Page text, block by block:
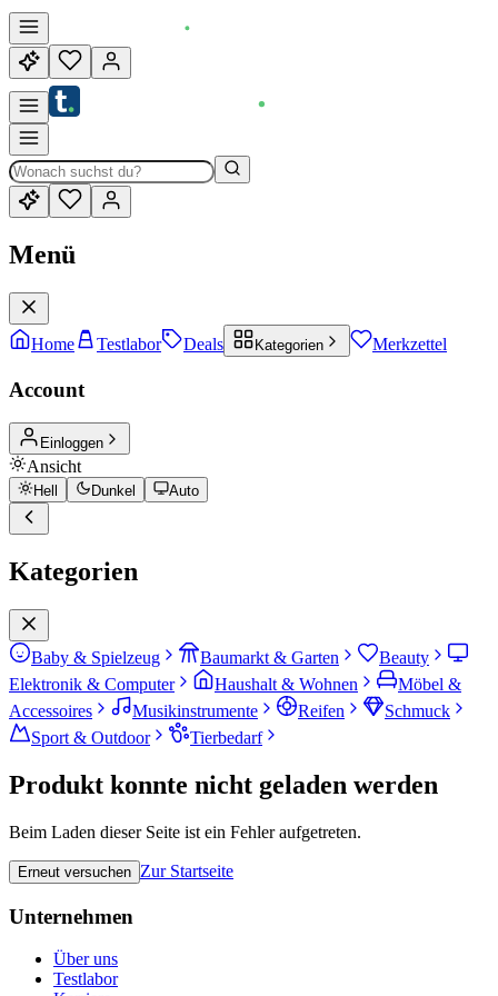
Menü
Home Testlabor Deals Kategorien Merkzettel
Account
Einloggen
Ansicht
Hell Dunkel Auto
Kategorien
Baby & Spielzeug Baumarkt & Garten
Beauty
Elektronik & Computer
Haushalt & Wohnen
Möbel &
Accessoires
Musikinstrumente Reifen
Schmuck
Sport & Outdoor
Tierbedarf
Produkt konnte nicht geladen werden
Beim Laden dieser Seite ist ein Fehler aufgetreten.
Erneut versuchen Zur Startseite
Unternehmen
Über uns
Testlabor